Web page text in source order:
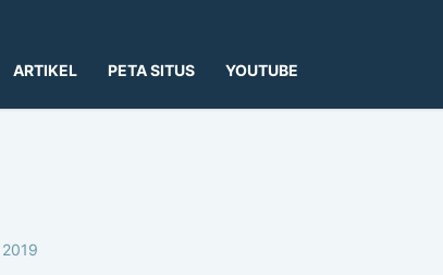
ARTIKEL PETA SITUS YOUTUBE